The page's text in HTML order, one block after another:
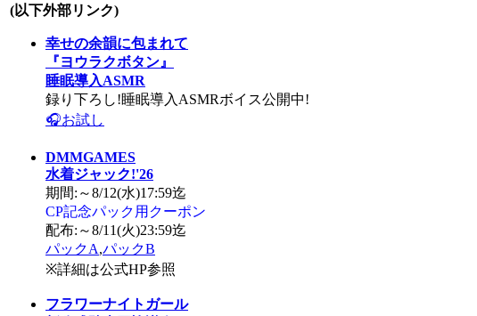
(以下外部リンク)
幸せの余韻に包まれて
『ヨウラクボタン』
睡眠導入ASMR
録り下ろし!睡眠導入ASMRボイス公開中!
🎧お試し
DMMGAMES
水着ジャック!'26
期間:～8/12(水)17:59迄
CP記念パック用クーポン
配布:～8/11(火)23:59迄
パックA,パックB
※詳細は公式HP参照
フラワーナイトガール